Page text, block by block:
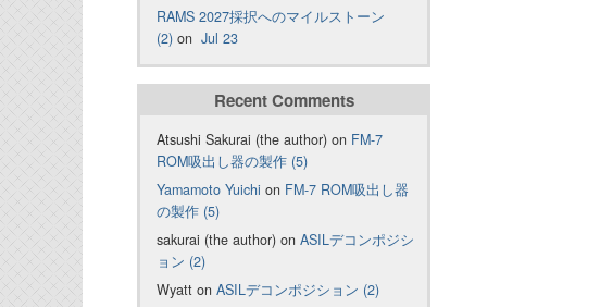
RAMS 2027採択へのマイルストーン
(2) on Jul 23
Recent Comments
Atsushi Sakurai (the author) on FM-7
ROM吸出し器の製作 (5)
Yamamoto Yuichi on FM-7 ROM吸出し器
の製作 (5)
sakurai (the author) on ASILデコンポジシ
ョン (2)
Wyatt on ASILデコンポジション (2)